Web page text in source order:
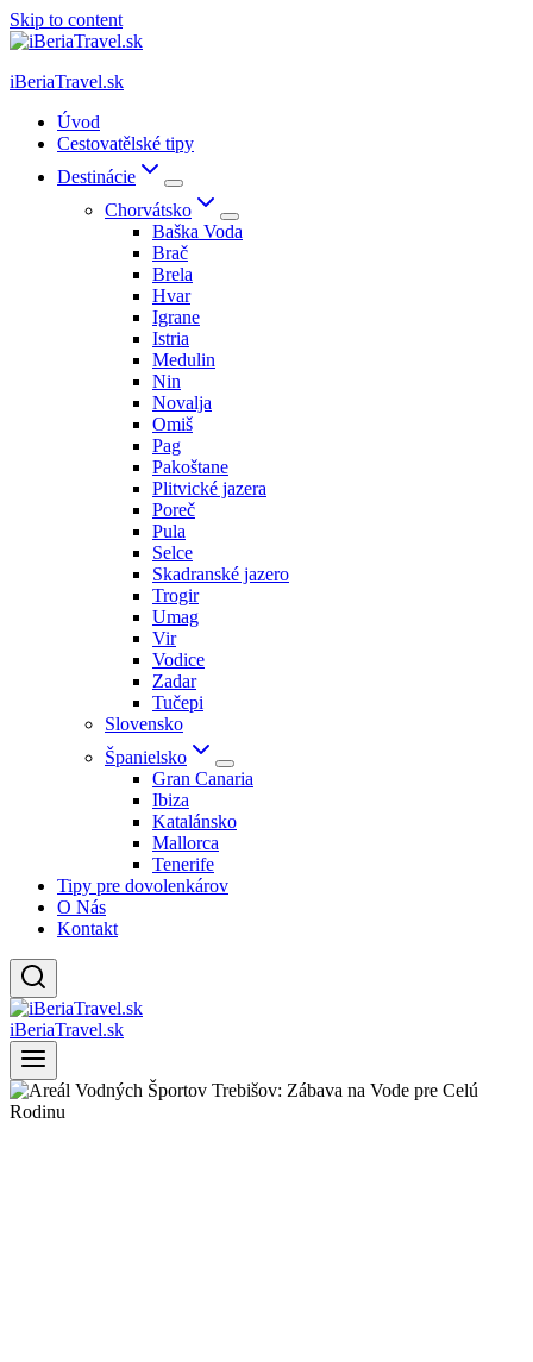
Skip to content
iBeriaTravel.sk
Úvod
Cestovatělské tipy
Destinácie
Chorvátsko
Baška Voda
Brač
Brela
Hvar
Igrane
Istria
Medulin
Nin
Novalja
Omiš
Pag
Pakoštane
Plitvické jazera
Poreč
Pula
Selce
Skadranské jazero
Trogir
Umag
Vir
Vodice
Zadar
Tučepi
Slovensko
Španielsko
Gran Canaria
Ibiza
Katalánsko
Mallorca
Tenerife
Tipy pre dovolenkárov
O Nás
Kontakt
iBeriaTravel.sk